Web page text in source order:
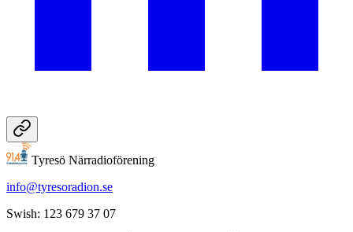
Tyresö Närradioförening
info@tyresoradion.se
Swish: 123 679 37 07